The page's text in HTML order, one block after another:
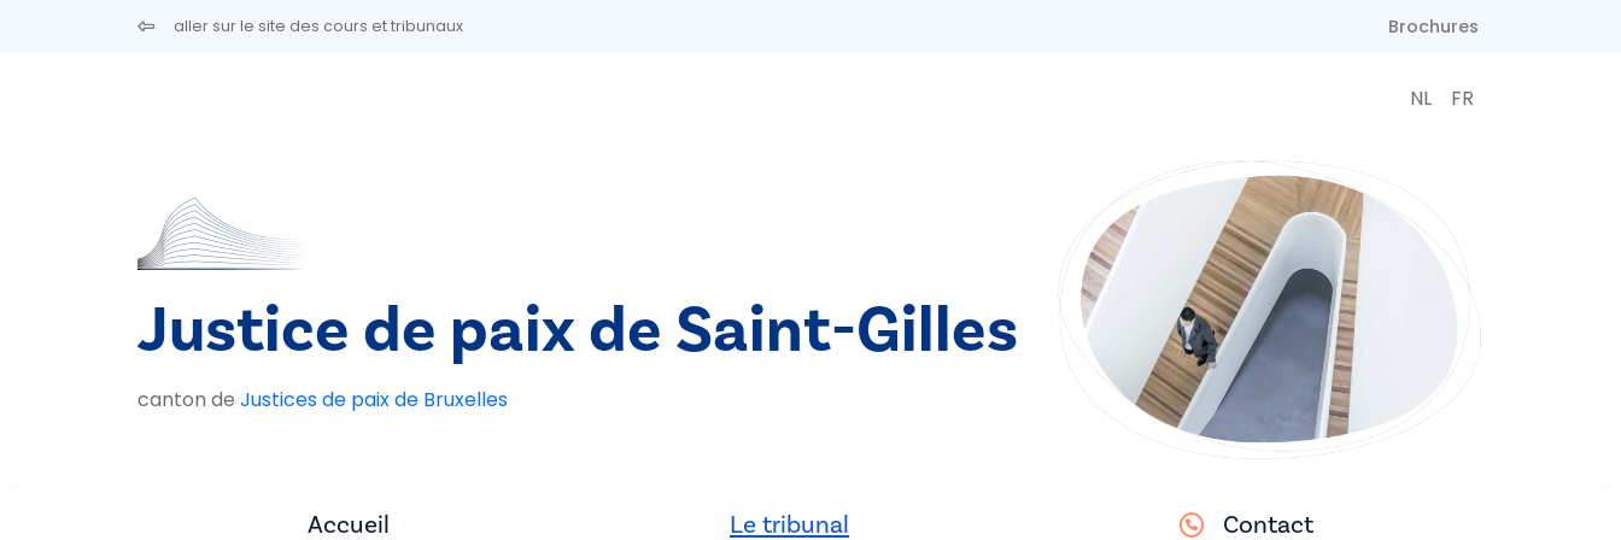
Aller au contenu principalaller sur le site des cours et tribunaux Brochures
NL FR
Justice de paix de Saint-Gilles
canton de Justices de paix de Bruxelles
Accueil Le tribunal Contact